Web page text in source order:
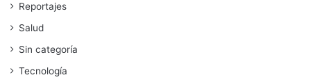
Reportajes
Salud
Sin categoría
Tecnología